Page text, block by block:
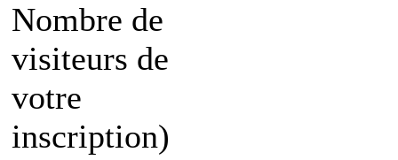
Nombre de
visiteurs de
votre
inscription)